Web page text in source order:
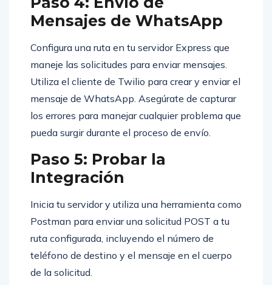
Mensajes de WhatsApp
Configura una ruta en tu servidor Express que
maneje las solicitudes para enviar mensajes.
Utiliza el cliente de Twilio para crear y enviar el
mensaje de WhatsApp. Asegúrate de capturar
los errores para manejar cualquier problema que
pueda surgir durante el proceso de envío.
Paso 5: Probar la
Integración
Inicia tu servidor y utiliza una herramienta como
Postman para enviar una solicitud POST a tu
ruta configurada, incluyendo el número de
teléfono de destino y el mensaje en el cuerpo
de la solicitud.